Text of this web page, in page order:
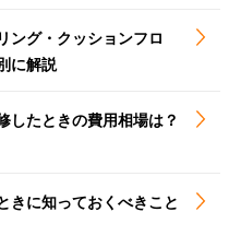
ング・クッションフロ
に解説
したときの費用相場は？
きに知っておくべきこと